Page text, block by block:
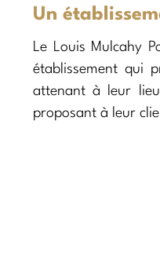
Un
Le Louis Mulcahy
établissement qui
attenant à leur
proposant à leur